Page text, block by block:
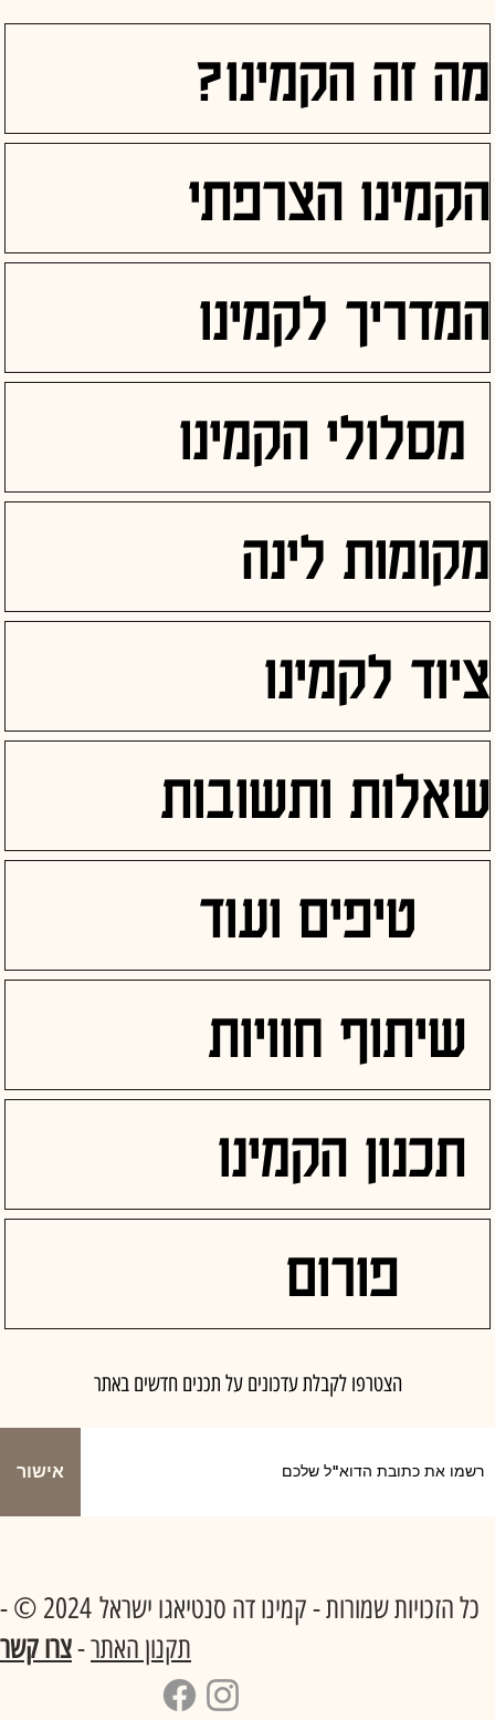
מה זה הקמינו?
הקמינו הצרפתי
מסלולי הקמינו
מקומות לינה
ציוד לקמינו
טיפים ועוד
שאלות ותשובות
שיתוף חוויות
תכנון הקמינו
המדריך לקמינו
פורום
הצטרפו לקבלת עדכונים על תכנים חדשים באתר
אישור
כל הזכויות שמורות - קמינו דה סנטיאגו ישראל 2024 © -
תקנון האתר-צרו קשר